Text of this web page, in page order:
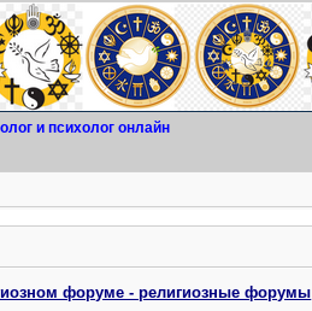
и психолог онлайн
форуме - религиозные форумы